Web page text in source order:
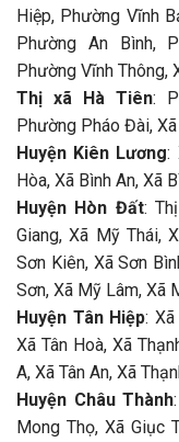
Hiệp, Phường Vĩnh
Phường An Bình,
Phường Vĩnh Thông,
Thị xã Hà Tiên:
Phường Pháo Đài,
Huyện Kiên Lương:
Hòa, Xã Bình An, Xã
Huyện Hòn Đất:
Giang, Xã Mỹ Thái,
Sơn Kiên, Xã Sơn
Sơn, Xã Mỹ Lâm, Xã
Huyện Tân Hiệp: Xã
Xã Tân Hoà, Xã
A, Xã Tân An, Xã
Huyện Châu Thành
Mong Thọ, Xã Giục